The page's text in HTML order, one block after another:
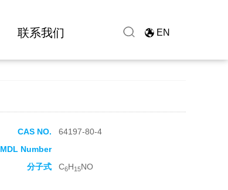
联系我们 EN
CAS NO.
64197-80-4
MDL Number
分子式 C6H15NO